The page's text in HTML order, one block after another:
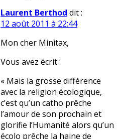
Laurent Berthod dit :
12 août 2011 à 22:44
Mon cher Minitax,
Vous avez écrit :
« Mais la grosse différence
avec la religion écologique,
c’est qu’un catho prêche
l’amour de son prochain et
glorifie l’Humanité alors qu’un
écolo prêche la haine de